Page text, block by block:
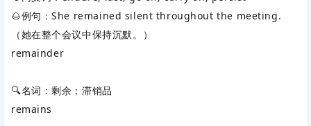
🌰例句：She remained silent throughout the meeting.
（她在整个会议中保持沉默。）
remainder
🔍名词：剩余；滞销品
remains